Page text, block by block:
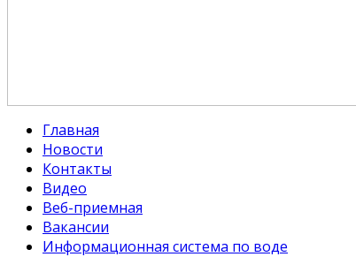
Главная
Новости
Контакты
Видео
Веб-приемная
Вакансии
Информационная система по воде